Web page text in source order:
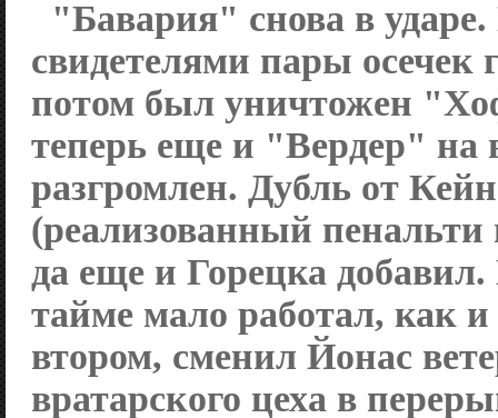
"Бавария" снова в
свидетелями пары осечек
потом был уничтожен
теперь еще и "Вердер" на
разгромлен. Дубль от
(реализованный пенальти
да еще и Горецка
тайме мало работал, как
втором, сменил Йонас
вратарского цеха в